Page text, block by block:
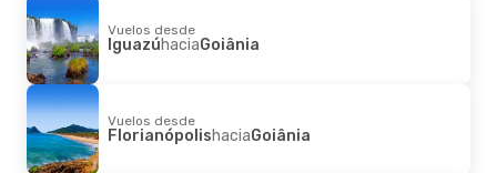
Vuelos desde
IguazúhaciaGoiânia
Vuelos desde
FlorianópolishaciaGoiânia